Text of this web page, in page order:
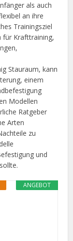
als auch
an ihre
Trainingsziel
für Krafttraining,
Stauraum, kann
einem
Modellen
Ratgeber
Arten
zu
und
ANGEBOT